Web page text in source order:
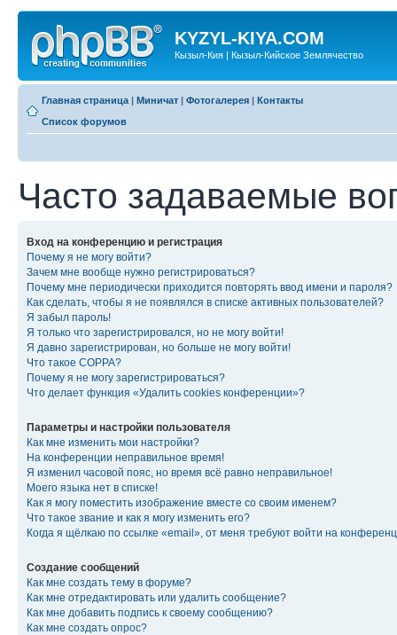
KYZYL-KIYA.COM
Кызыл-Кия | Кызыл-Кийское Землячество
Главная страница | Миничат | Фотогалерея | Контакты
Список форумов
Часто задаваемые
Вход на конференцию и регистрация
Почему я не могу войти?
Зачем мне вообще нужно регистрироваться?
Почему мне периодически приходится повторять ввод имени и пароля?
Как сделать, чтобы я не появлялся в списке активных пользователей?
Я забыл пароль!
Я только что зарегистрировался, но не могу войти!
Я давно зарегистрирован, но больше не могу войти!
Что такое COPPA?
Почему я не могу зарегистрироваться?
Что делает функция «Удалить cookies конференции»?
Параметры и настройки пользователя
Как мне изменить мои настройки?
На конференции неправильное время!
Я изменил часовой пояс, но время всё равно неправильное!
Моего языка нет в списке!
Как я могу поместить изображение вместе со своим именем?
Что такое звание и как я могу изменить его?
Когда я щёлкаю по ссылке «email», от меня требуют войти на
Создание сообщений
Как мне создать тему в форуме?
Как мне отредактировать или удалить сообщение?
Как мне добавить подпись к своему сообщению?
Как мне создать опрос?